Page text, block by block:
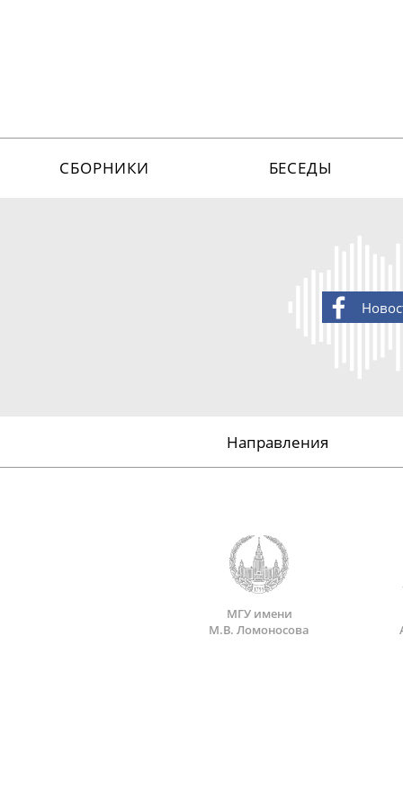
СБОРНИКИ БЕСЕДЫ
Направления
МГУ имени
М.В. Ломоносова